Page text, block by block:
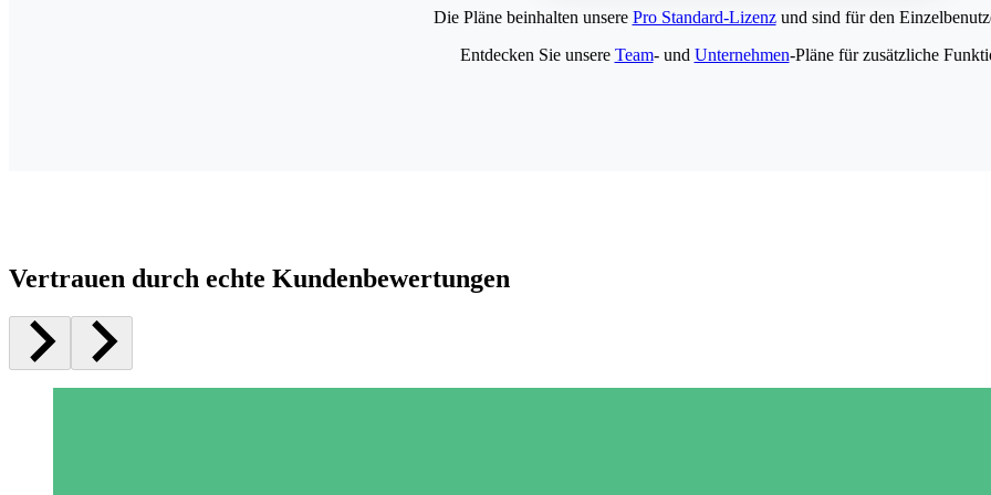
Die Pläne beinhalten unsere Pro Standard-Lizenzund sind für den
Entdecken Sie unsere Team- und Unternehmen-Pläne für zusätzliche
Vertrauen durch echte Kundenbewertungen